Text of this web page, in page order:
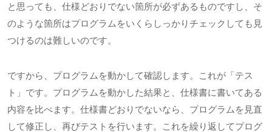
と思っても、仕様どおりでない箇所が必ずあるものですし、そ
のような箇所はプログラムをいくらしっかりチェックしても見
つけるのは難しいのです。
ですから、プログラムを動かして確認します。これが「テス
ト」です。プログラムを動かした結果と、仕様書に書いてある
内容を比べます。仕様書どおりでないなら、プログラムを見直
して修正し、再びテストを行います。これを繰り返してプログ